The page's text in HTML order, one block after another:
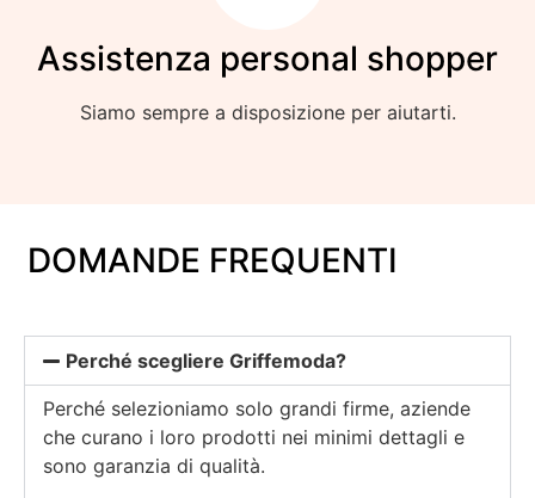
Assistenza personal shopper
Siamo sempre a disposizione per aiutarti.
DOMANDE FREQUENTI
Perché scegliere Griffemoda?
Perché selezioniamo solo grandi firme, aziende
che curano i loro prodotti nei minimi dettagli e
sono garanzia di qualità.